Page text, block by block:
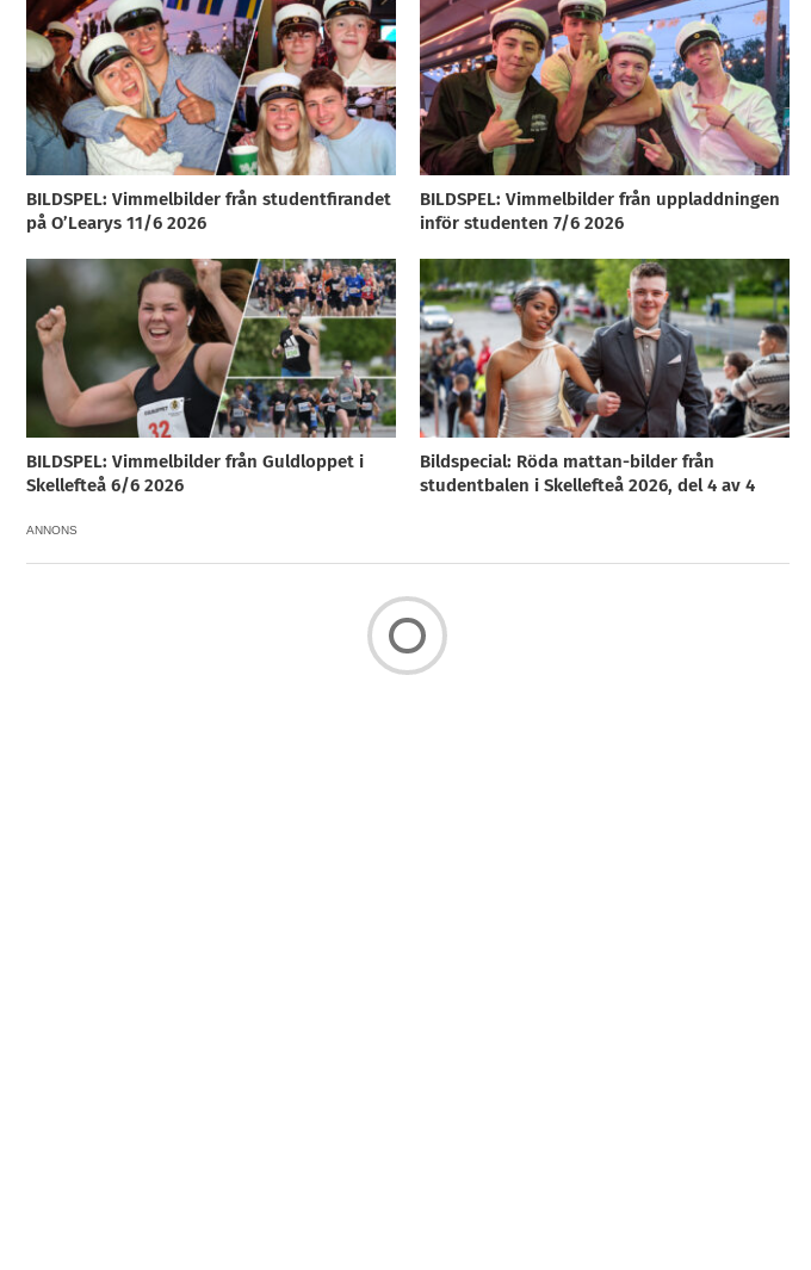
BILDSPEL: Vimmelbilder från studentfirandet
på O’Learys 11/6 2026
BILDSPEL: Vimmelbilder från uppladdningen
inför studenten 7/6 2026
BILDSPEL: Vimmelbilder från Guldloppet i
Skellefteå 6/6 2026
Bildspecial: Röda mattan-bilder från
studentbalen i Skellefteå 2026, del 4 av 4
ANNONS